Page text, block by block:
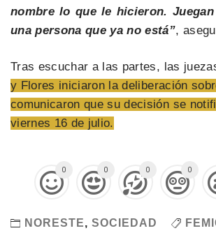
nombre lo que le hicieron.
una persona que ya no está”,
Tras escuchar a las partes, las
y Flores iniciaron la deliberación
comunicaron que su decisión se
viernes 16 de julio.
0 0 0 0
NORESTE, SOCIEDAD